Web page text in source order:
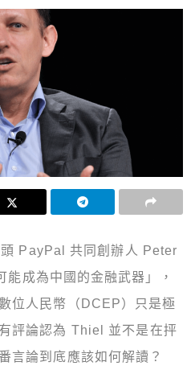
PayPal 共同創辦人 Peter
成為中國的金融武器」，
位人民幣（DCEP）只是極
評論認為 Thiel 並不是在抨
言論到底應該如何解讀？